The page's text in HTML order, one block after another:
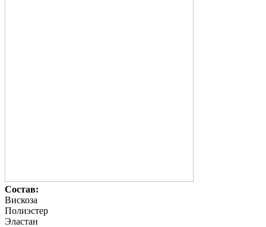
Состав:
Вискоза
Полиэстер
Эластан